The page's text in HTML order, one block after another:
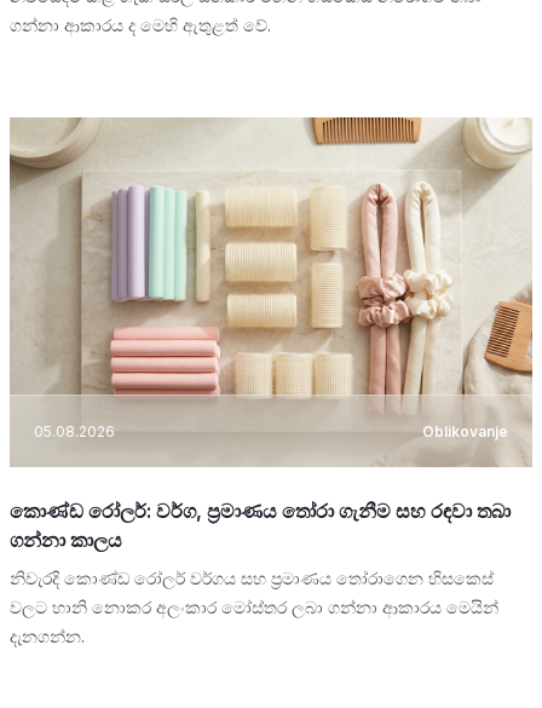
ගන්නා ආකාරය ද මෙහි ඇතුළත් වේ.
05.08.2026 Oblikovanje
කොණ්ඩ රෝලර්: වර්ග, ප්‍රමාණය තෝරා ගැනීම සහ රඳවා තබා
ගන්නා කාලය
නිවැරදි කොණ්ඩ රෝලර් වර්ගය සහ ප්‍රමාණය තෝරාගෙන හිසකෙස්
වලට හානි නොකර අලංකාර මෝස්තර ලබා ගන්නා ආකාරය මෙයින්
දැනගන්න.